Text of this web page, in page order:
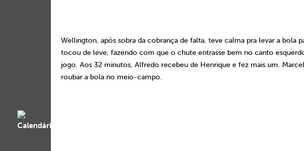
Wellington, após sobra da cobrança de falta, teve calma pra levar a bola
tocou de leve, fazendo com que o chute entrasse bem no canto
jogo. Aos 32 minutos, Alfredo recebeu de Henrique e fez mais um.
roubar a bola no meio-campo.